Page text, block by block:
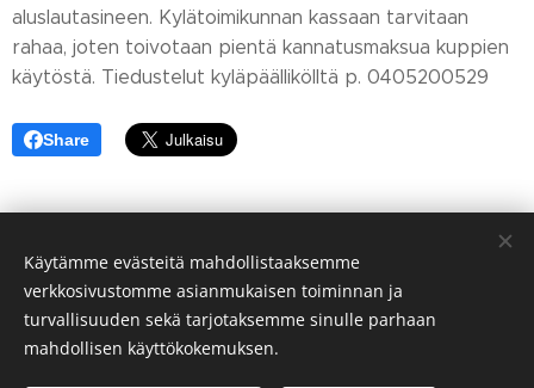
aluslautasineen. Kylätoimikunnan kassaan tarvitaan
rahaa, joten toivotaan pientä kannatusmaksua kuppien
käytöstä. Tiedustelut kyläpäällikölltä p. 0405200529
Share
Käytämme evästeitä mahdollistaaksemme
verkkosivustomme asianmukaisen toiminnan ja
turvallisuuden sekä tarjotaksemme sinulle parhaan
mahdollisen käyttökokemuksen.